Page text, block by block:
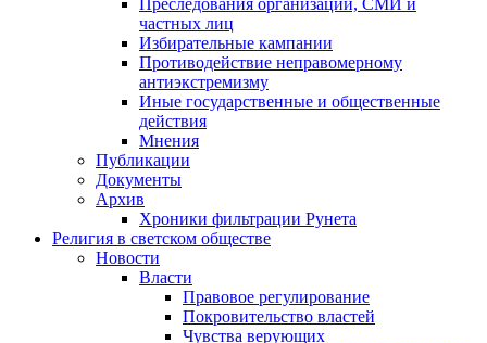
Преследования организаций, СМИ и
частных лиц
Избирательные кампании
Противодействие неправомерному
антиэкстремизму
Иные государственные и общественные
действия
Мнения
Публикации
Документы
Архив
Хроники фильтрации Рунета
Религия в светском обществе
Новости
Власти
Правовое регулирование
Покровительство властей
Чувства верующих